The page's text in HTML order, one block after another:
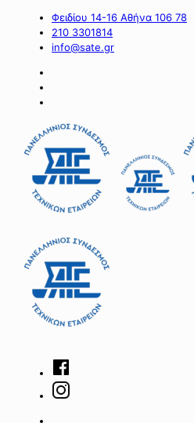
Φειδίου 14-16 Αθήνα 106 78
210 3301814
info@sate.gr